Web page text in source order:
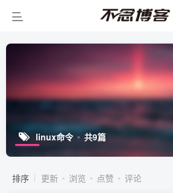
linux命令 共9篇
排序 更新 浏览 点赞 评论